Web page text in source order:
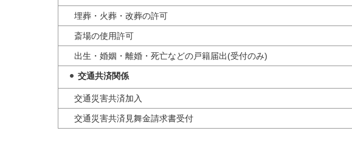
埋葬・火葬・改葬の許可
斎場の使用許可
出生・婚姻・離婚・死亡などの戸籍届出(受付のみ)
交通共済関係
交通災害共済加入
交通災害共済見舞金請求書受付